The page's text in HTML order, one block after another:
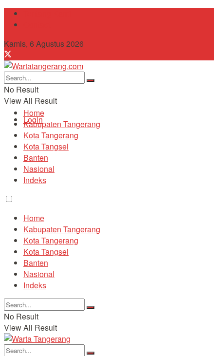
Kamis, 6 Agustus 2026
No Result
View All Result
Login
Home
Kabupaten Tangerang
Kota Tangerang
Kota Tangsel
Banten
Nasional
Indeks
Home
Kabupaten Tangerang
Kota Tangerang
Kota Tangsel
Banten
Nasional
Indeks
No Result
View All Result